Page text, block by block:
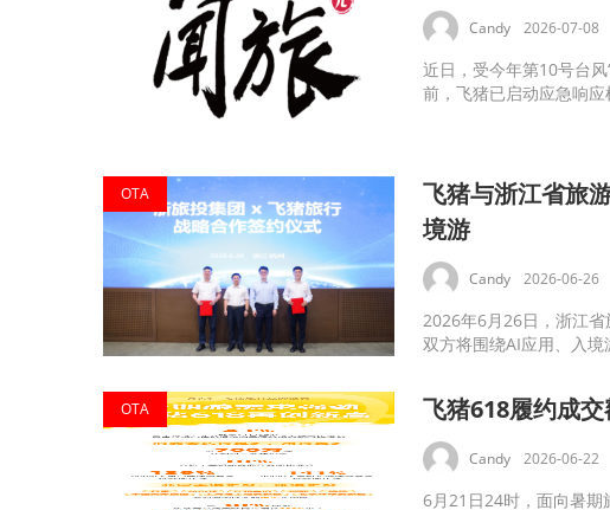
Candy 2026-07-08
近日，受今年第10号台
前，飞猪已启动应急响
OTA
飞猪与浙江省旅
境游
Candy 2026-06-26
2026年6月26日，浙江省
双方将围绕AI应用、入
OTA 飞猪618履约成
Candy 2026-06-22
6月21日24时，面向暑期